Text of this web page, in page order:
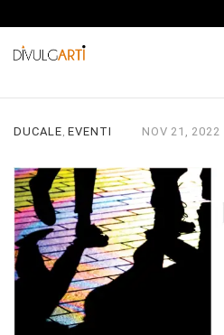
DUCALE, EVENTI NOV 21, 2022